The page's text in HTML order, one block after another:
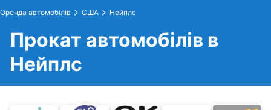
Оренда автомобілів США Нейплс
Прокат автомобілів в
Нейплс